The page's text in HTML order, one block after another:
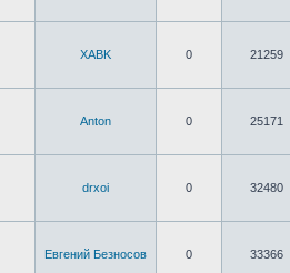
XABK 0 21259
Anton 0 25171
drxoi 0 32480
Евгений Безносов 0 33366